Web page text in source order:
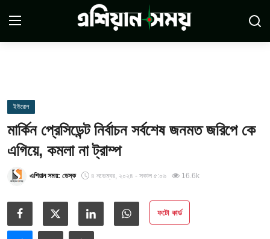
সম্পর্কে
সারাদেশ
সর্বশেষ
ইউরোপ
মার্কিন প্রেসিডেন্ট নির্বাচন সর্বশেষ জনমত জরিপে কে
এগিয়ে, কমলা না ট্রাম্প
এশিয়ান সময়: ডেস্ক ৪ নভেম্বর, ২০২৪ - সকাল ৫:০৬ 16.6k
ফটো কার্ড